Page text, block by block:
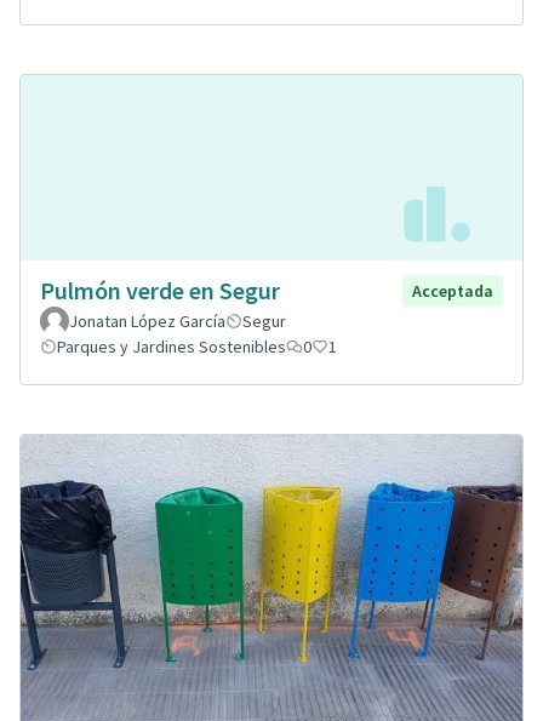
Pulmón verde en Segur
Acceptada
Jonatan López García
Segur
Parques y Jardines Sostenibles
0 1